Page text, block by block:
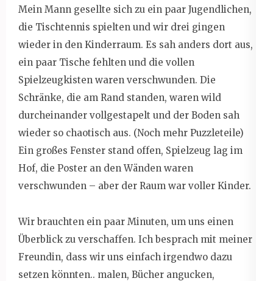
Mein Mann gesellte sich zu ein paar Jugendlichen,
die Tischtennis spielten und wir drei gingen
wieder in den Kinderraum. Es sah anders dort aus,
ein paar Tische fehlten und die vollen
Spielzeugkisten waren verschwunden. Die
Schränke, die am Rand standen, waren wild
durcheinander vollgestapelt und der Boden sah
wieder so chaotisch aus. (Noch mehr Puzzleteile)
Ein großes Fenster stand offen, Spielzeug lag im
Hof, die Poster an den Wänden waren
verschwunden – aber der Raum war voller Kinder.
Wir brauchten ein paar Minuten, um uns einen
Überblick zu verschaffen. Ich besprach mit meiner
Freundin, dass wir uns einfach irgendwo dazu
setzen könnten.. malen, Bücher angucken,